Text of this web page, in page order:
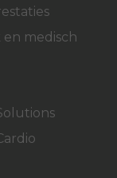
en medisch